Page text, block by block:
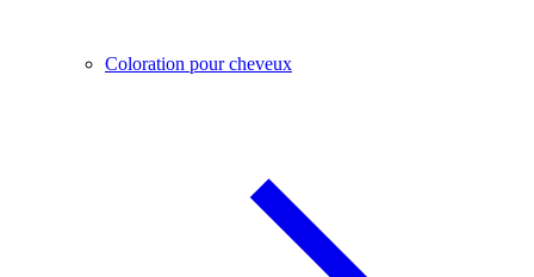
Coloration pour cheveux